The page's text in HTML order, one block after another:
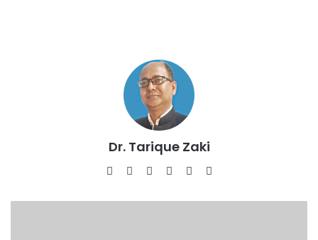
Dr. Tarique Zaki
WebsiteFacebook
X LinkedInYouTube